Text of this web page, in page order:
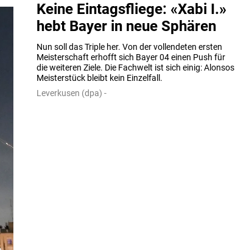
Keine Eintagsfliege: «Xabi I.»
hebt Bayer in neue Sphären
Nun soll das Triple her. Von der vollendeten ersten
Meisterschaft erhofft sich Bayer 04 einen Push für
die weiteren Ziele. Die Fachwelt ist sich einig: Alonsos
Meisterstück bleibt kein Einzelfall.
Leverkusen (dpa) -